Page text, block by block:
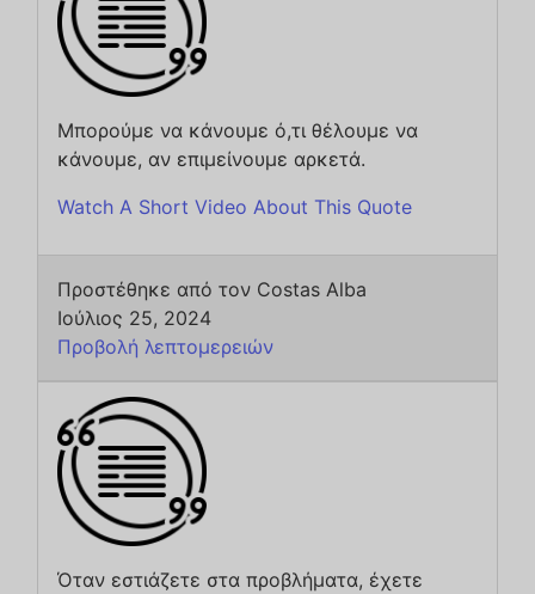
Μπορούμε να κάνουμε ό,τι θέλουμε να
κάνουμε, αν επιμείνουμε αρκετά.
Watch A Short Video About This Quote
Προστέθηκε από τον Costas Alba
Ιούλιος 25, 2024
Προβολή λεπτομερειών
Όταν εστιάζετε στα προβλήματα, έχετε